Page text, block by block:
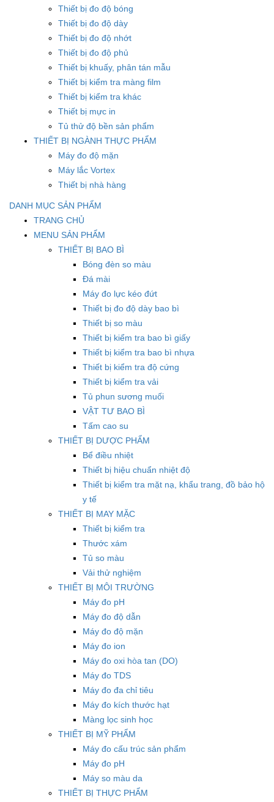
Thiết bị đo độ bóng
Thiết bị đo độ dày
Thiết bị đo độ nhớt
Thiết bị đo độ phủ
Thiết bị khuấy, phân tán mẫu
Thiết bị kiểm tra màng film
Thiết bị kiểm tra khác
Thiết bị mực in
Tủ thử độ bền sản phẩm
THIẾT BỊ NGÀNH THỰC PHẨM
Máy đo độ mặn
Máy lắc Vortex
Thiết bị nhà hàng
DANH MỤC SẢN PHẨM
TRANG CHỦ
MENU SẢN PHẨM
THIẾT BỊ BAO BÌ
Bóng đèn so màu
Đá mài
Máy đo lực kéo đứt
Thiết bị đo độ dày bao bì
Thiết bị so màu
Thiết bị kiểm tra bao bì giấy
Thiết bị kiểm tra bao bì nhựa
Thiết bị kiểm tra độ cứng
Thiết bị kiểm tra vải
Tủ phun sương muối
VẬT TƯ BAO BÌ
Tấm cao su
THIẾT BỊ DƯỢC PHẨM
Bể điều nhiệt
Thiết bị hiệu chuẩn nhiệt độ
Thiết bị kiểm tra mặt nạ, khẩu trang, đồ bảo hộ
y tế
THIẾT BỊ MAY MẶC
Thiết bị kiểm tra
Thước xám
Tủ so màu
Vải thử nghiệm
THIẾT BỊ MÔI TRƯỜNG
Máy đo pH
Máy đo độ dẫn
Máy đo độ mặn
Máy đo ion
Máy đo oxi hòa tan (DO)
Máy đo TDS
Máy đo đa chỉ tiêu
Máy đo kích thước hạt
Màng lọc sinh học
THIẾT BỊ MỸ PHẨM
Máy đo cấu trúc sản phẩm
Máy đo pH
Máy so màu da
THIẾT BỊ THỰC PHẨM